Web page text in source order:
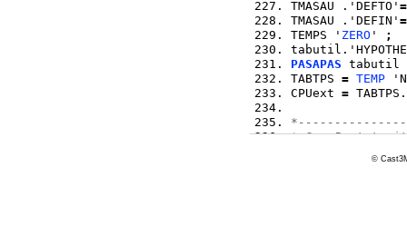
TMASAU .'DEFTO' =
TMASAU .'DEFIN' =
TEMPS ' ZERO '
;
PASAPAS tabutil
TABTPS = TEMP
CPUext =
* 3 - Post-
*     N.B.
©